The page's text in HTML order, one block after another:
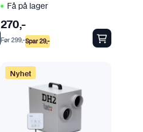
Få på lager
270,-
Spar29,-
Før299,-
Nyhet